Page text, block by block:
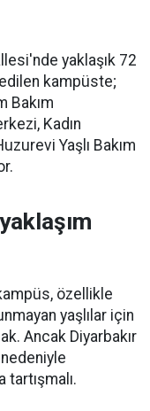
yaklaşık 72
kampüste;
Bakım
Kadın
Yaşlı Bakım
özellikle
yaşlılar için
Ancak Diyarbakır
tartışmalı.